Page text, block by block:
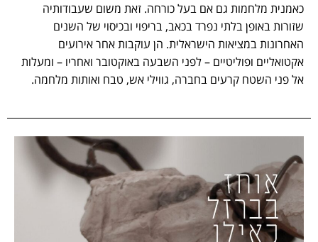
כאמנית מלחמות גם אם בעל כורחה. זאת משום שעבודותיה
שזורות באופן בלתי נפרד בכאב, בריפוי ובכיסוי של השנים
האחרונות במציאות הישראלית. הן עוקבות אחר אירועים
אקטואליים ופוליטיים – לפני השבעה באוקטובר ואחריו – ומעלות
אל פני השטח קרעים בחברה, גווילי אש, טבח ואותות מלחמה.